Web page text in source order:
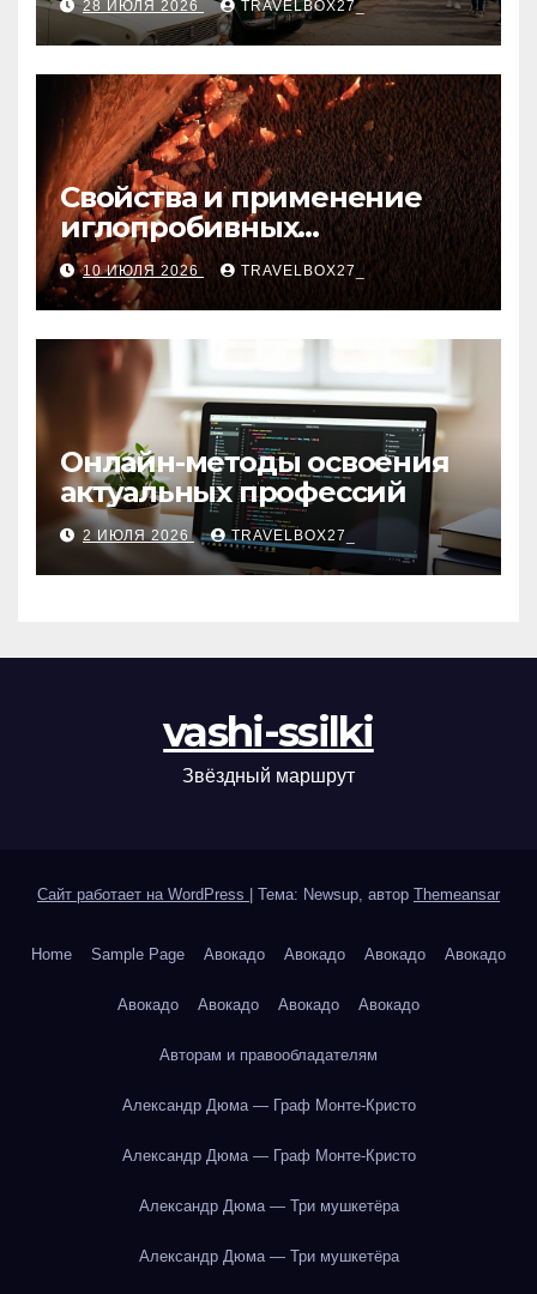
28 ИЮЛЯ 2026 TRAVELBOX27_
Свойства и применение
иглопробивных
базальтовых огнеупорных
матов
10 ИЮЛЯ 2026 TRAVELBOX27_
Онлайн-методы освоения
актуальных профессий
2 ИЮЛЯ 2026 TRAVELBOX27_
vashi-ssilki
Звёздный маршрут
Сайт работает на WordPress | Тема: Newsup, автор Themeansar
Home Sample Page Авокадо Авокадо Авокадо Авокадо
Авокадо Авокадо Авокадо Авокадо
Авторам и правообладателям
Александр Дюма — Граф Монте-Кристо
Александр Дюма — Граф Монте-Кристо
Александр Дюма — Три мушкетёра
Александр Дюма — Три мушкетёра